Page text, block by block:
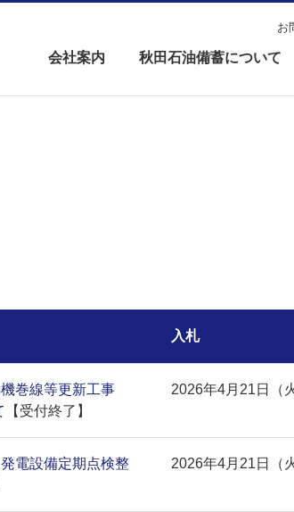
会社案内 秋田石油備蓄について
お
入札
巻線等更新工事
【受付終了】
2026年4月21日（
電設備定期点検整
2026年4月21日（